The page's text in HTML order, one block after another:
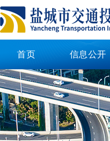
首页 信息公开